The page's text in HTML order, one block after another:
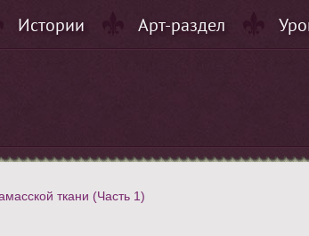
Истории Арт-раздел
ткани (Часть 1)